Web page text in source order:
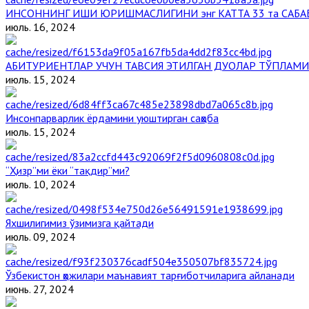
ИНСОННИНГ ИШИ ЮРИШМАСЛИГИНИ энг КАТТА 33 та
июль. 16, 2024
АБИТУРИЕНТЛАР УЧУН ТАВСИЯ ЭТИЛГАН ДУОЛАР ТЎПЛАМИ
июль. 15, 2024
Инсонпарварлик ёрдамини уюштирган саҳоба
июль. 15, 2024
“Ҳизр”ми ёки “тақдир”ми?
июль. 10, 2024
Яхшилигимиз ўзимизга қайтади
июль. 09, 2024
Ўзбекистон ҳожилари маънавият тарғиботчиларига айланади
июнь. 27, 2024